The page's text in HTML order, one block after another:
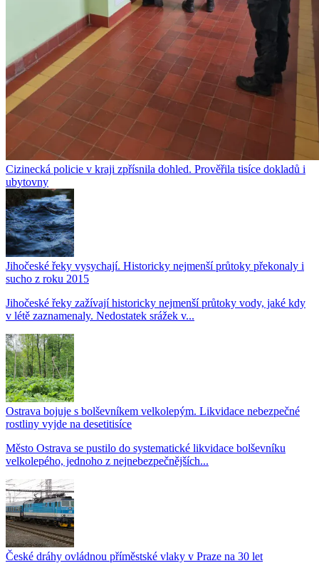
Cizinecká policie v kraji zpřísnila dohled. Prověřila tisíce dokladů i
ubytovny
Jihočeské řeky vysychají. Historicky nejmenší průtoky překonaly i
sucho z roku 2015
Jihočeské řeky zažívají historicky nejmenší průtoky vody, jaké kdy
v létě zaznamenaly. Nedostatek srážek v...
Ostrava bojuje s bolševníkem velkolepým. Likvidace nebezpečné
rostliny vyjde na desetitisíce
Město Ostrava se pustilo do systematické likvidace bolševníku
velkolepého, jednoho z nejnebezpečnějších...
České dráhy ovládnou příměstské vlaky v Praze na 30 let